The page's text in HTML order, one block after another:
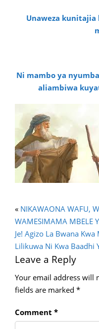
Unaweza kunitajia
Ni mambo ya
aliambiwa
« NIKAWAONA WAFU,
WAMESIMAMA MBELE
Je! Agizo La Bwana
Lilikuwa Ni Kwa Baadhi
Leave a Reply
Your email address will
fields are marked *
Comment *